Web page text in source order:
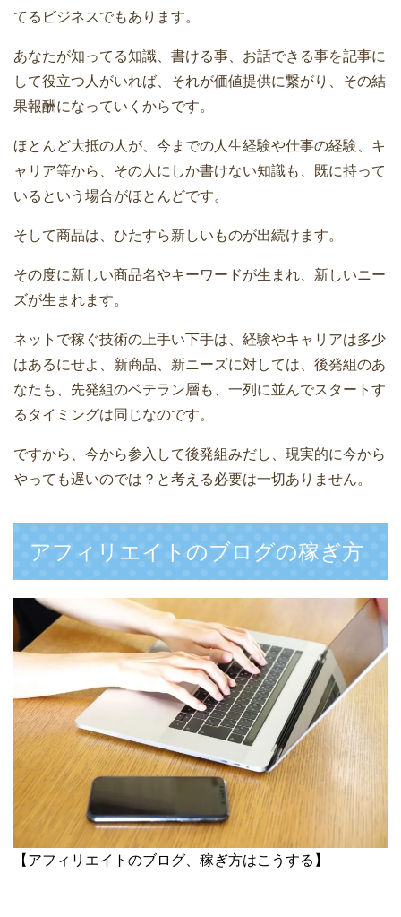
てるビジネスでもあります。
あなたが知ってる知識、書ける事、お話できる事を記事に
して役立つ人がいれば、それが価値提供に繋がり、その結
果報酬になっていくからです。
ほとんど大抵の人が、今までの人生経験や仕事の経験、キ
ャリア等から、その人にしか書けない知識も、既に持って
いるという場合がほとんどです。
そして商品は、ひたすら新しいものが出続けます。
その度に新しい商品名やキーワードが生まれ、新しいニー
ズが生まれます。
ネットで稼ぐ技術の上手い下手は、経験やキャリアは多少
はあるにせよ、新商品、新ニーズに対しては、後発組のあ
なたも、先発組のベテラン層も、一列に並んでスタートす
るタイミングは同じなのです。
ですから、今から参入して後発組みだし、現実的に今から
やっても遅いのでは？と考える必要は一切ありません。
アフィリエイトのブログの稼ぎ方
【アフィリエイトのブログ、稼ぎ方はこうする】